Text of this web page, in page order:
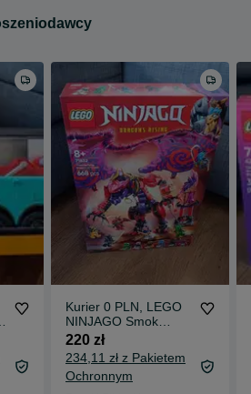
Kurier 0 PLN, LEGO
NINJAGO Smok
chaosu Kiełogrzmot
71832
220 zł
234,11 zł z Pakietem
Ochronnym